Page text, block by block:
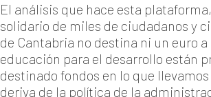
El análisis que hace esta
solidario de miles de ciudadanos y
de Cantabria no destina ni un euro
educación para el desarrollo están
destinado fondos en lo que
deriva de la política de la